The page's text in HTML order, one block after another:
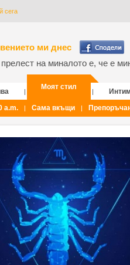
сега
ми днес
на миналото е, че е
|
Моят стил
|
a.m. | Сама вкъщи |